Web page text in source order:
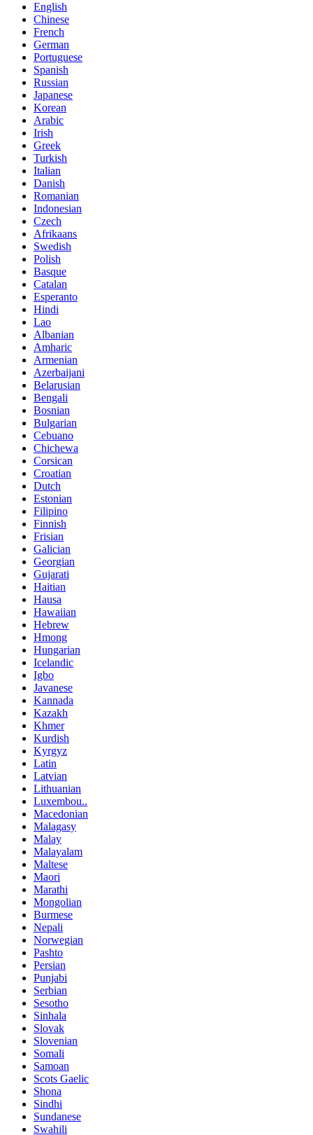
English
Chinese
French
German
Portuguese
Spanish
Russian
Japanese
Korean
Arabic
Irish
Greek
Turkish
Italian
Danish
Romanian
Indonesian
Czech
Afrikaans
Swedish
Polish
Basque
Catalan
Esperanto
Hindi
Lao
Albanian
Amharic
Armenian
Azerbaijani
Belarusian
Bengali
Bosnian
Bulgarian
Cebuano
Chichewa
Corsican
Croatian
Dutch
Estonian
Filipino
Finnish
Frisian
Galician
Georgian
Gujarati
Haitian
Hausa
Hawaiian
Hebrew
Hmong
Hungarian
Icelandic
Igbo
Javanese
Kannada
Kazakh
Khmer
Kurdish
Kyrgyz
Latin
Latvian
Lithuanian
Luxembou..
Macedonian
Malagasy
Malay
Malayalam
Maltese
Maori
Marathi
Mongolian
Burmese
Nepali
Norwegian
Pashto
Persian
Punjabi
Serbian
Sesotho
Sinhala
Slovak
Slovenian
Somali
Samoan
Scots Gaelic
Shona
Sindhi
Sundanese
Swahili